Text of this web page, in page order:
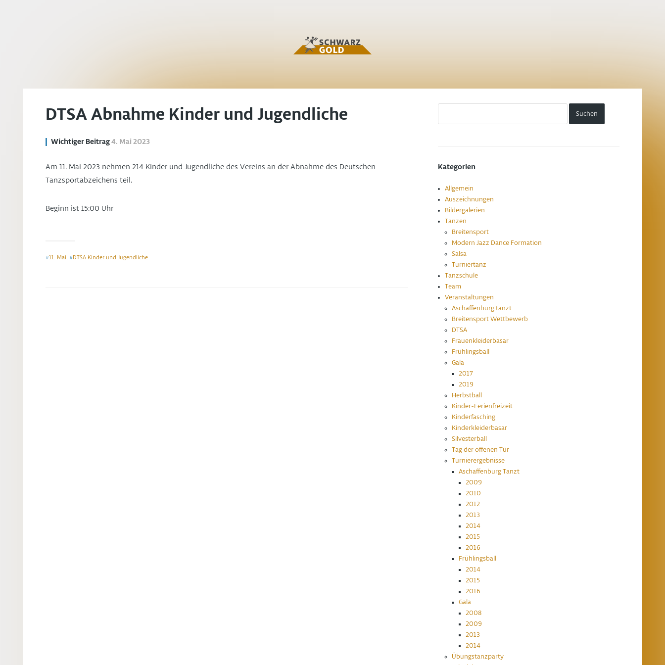
DTSA Abnahme Kinder und Jugendliche
Wichtiger Beitrag4. Mai 2023
Am 11. Mai 2023 nehmen 214 Kinder und Jugendliche des Vereins an der Abnahme des Deutschen
Tanzsportabzeichens teil.
Beginn ist 15:00 Uhr
#11. Mai #DTSA Kinder und Jugendliche
Kategorien
Allgemein
Auszeichnungen
Bildergalerien
Tanzen
Breitensport
Modern Jazz Dance Formation
Salsa
Turniertanz
Tanzschule
Team
Veranstaltungen
Aschaffenburg tanzt
Breitensport Wettbewerb
DTSA
Frauenkleiderbasar
Frühlingsball
Gala
2017
2019
Herbstball
Kinder-Ferienfreizeit
Kinderfasching
Kinderkleiderbasar
Silvesterball
Tag der offenen Tür
Turnierergebnisse
Aschaffenburg Tanzt
2009
2010
2012
2013
2014
2015
2016
Frühlingsball
2014
2015
2016
Gala
2008
2009
2013
2014
Übungstanzparty